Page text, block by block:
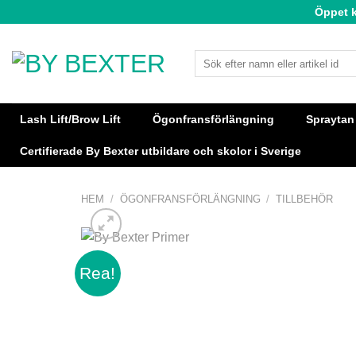
content
Öppet
Lash Lift/Brow Lift Ögonfransförlängning Spraytan
Certifierade By Bexter utbildare och skolor i Sverige
HEM / ÖGONFRANSFÖRLÄNGNING / TILLBEHÖR
Rea!